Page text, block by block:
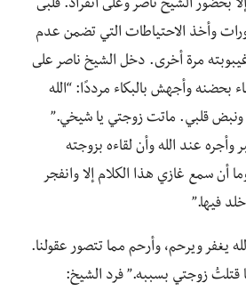
بحضور الشيخ ناصر وعلى انفراد. فلبى
وأخذ الاحتياطات التي تضمن عدم
مرة أخرى. دخل الشيخ ناصر على
بحضنه وأجهش بالبكاء مرددًا: “الله
قلبي. ماتت زوجتي يا شيخي.”
وأجره عند الله وأن لقاءه بزوجته
أن سمع غازي هذا الكلام إلا وانفجر
فيها.”
يغفر ويرحم، وأرحم مما تتصور عقولنا.
قتلتُ زوجتي بسببه.” فرد الشيخ: